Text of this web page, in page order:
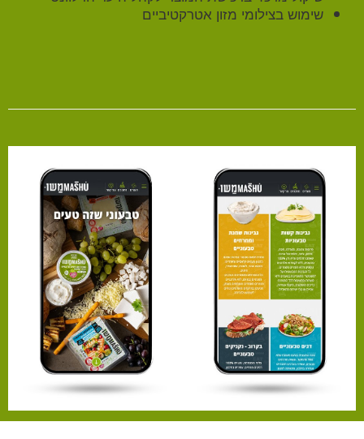
שימוש בצילומי מזון אטרקטיביים